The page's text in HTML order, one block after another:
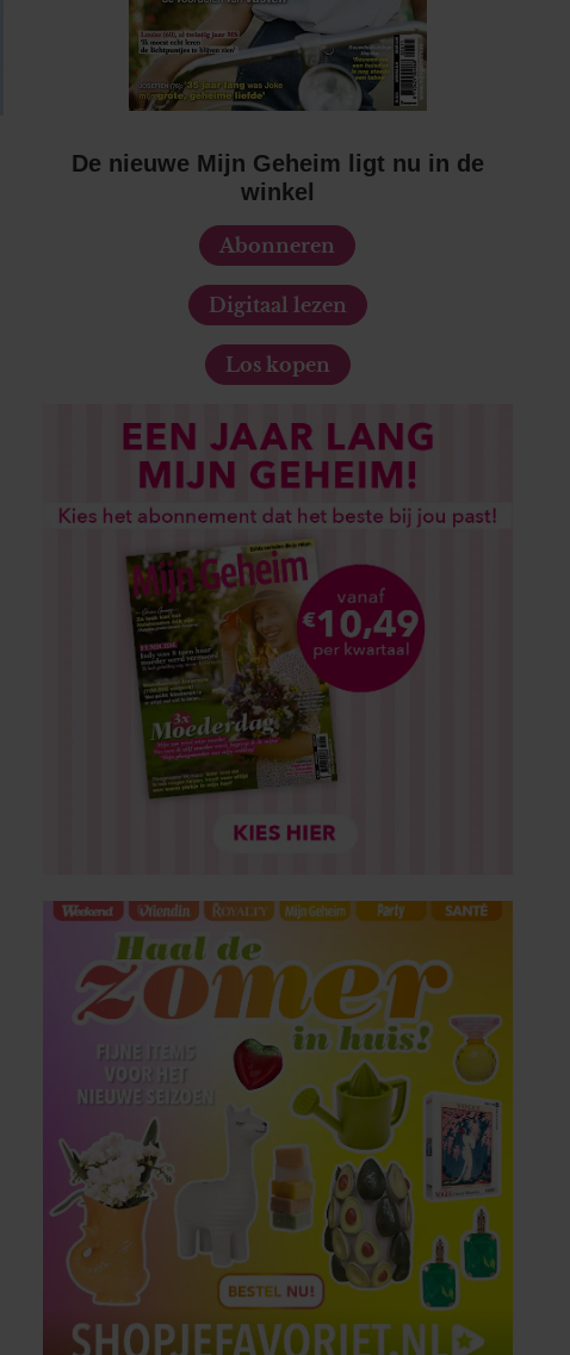
De nieuwe Mijn Geheim ligt nu in de
winkel
Abonneren
Digitaal lezen
Los kopen